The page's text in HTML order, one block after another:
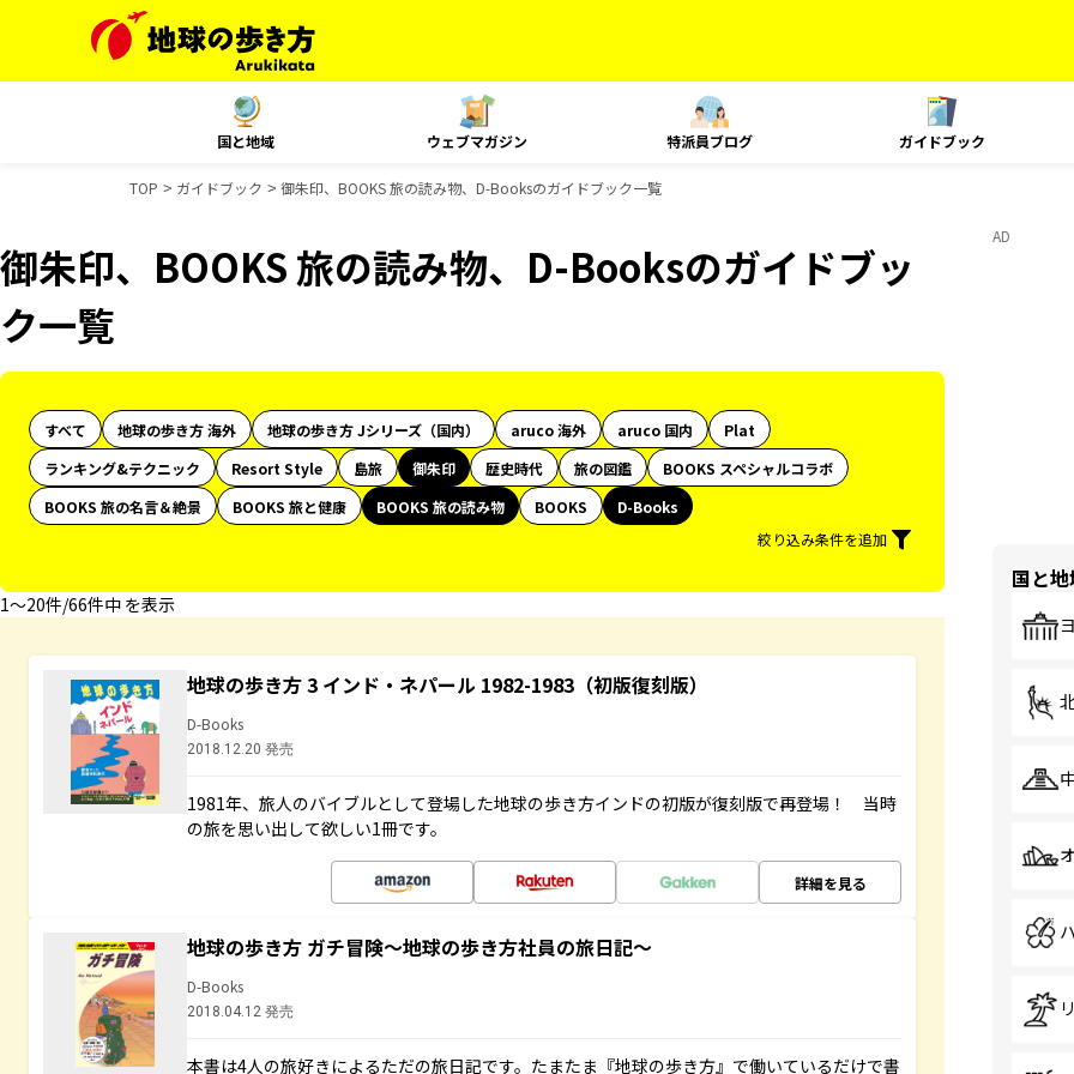
国と地域 ウェブマガジン 特派員ブログ ガイドブック
TOP ガイドブック 御朱印、BOOKS 旅の読み物、D-Booksのガイドブック一覧
御朱印、BOOKS 旅の読み物、D-Booksのガイドブッ
ク一覧
すべて 地球の歩き方 海外 地球の歩き方 Jシリーズ（国内） aruco 海外 aruco 国内
Plat
ランキング&テクニック
Resort Style 島旅 御朱印 歴史時代 旅の図鑑
BOOKS スペシャルコラボ
BOOKS 旅の名言＆絶景
BOOKS 旅と健康 BOOKS 旅の読み物 BOOKS
D-Books
絞り込み条件を追加
1〜20件/66件中 を表示
地球の歩き方 3 インド・ネパール 1982-1983（初版復刻版）
D-Books
2018.12.20 発売
1981年、旅人のバイブルとして登場した地球の歩き方インドの初版が復刻版で再登場！ 当時
の旅を思い出して欲しい1冊です。
詳細を見る
地球の歩き方 ガチ冒険～地球の歩き方社員の旅日記～
D-Books
2018.04.12 発売
本書は4人の旅好きによるただの旅日記です。たまたま『地球の歩き方』で働いているだけで書
AD
国と